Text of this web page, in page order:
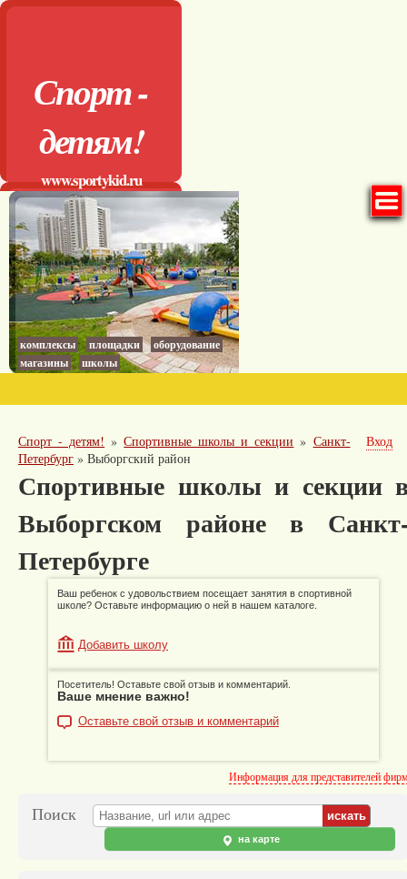
Спорт -
детям!
www.sportykid.ru
комплексы площадки
оборудование
магазины
школы
Спорт - детям! »Спортивные школы и секции » Санкт-
Петербург » Выборгский район
Вход
Спортивные школы и секции
Выборгском районе в
Петербурге
Ваш ребенок с удовольствием посещает занятия в спортивной
школе? Оставьте информацию о ней в нашем каталоге.
Добавить школу
Посетитель! Оставьте свой отзыв и комментарий.
Ваше мнение важно!
Оставьте свой отзыв и комментарий
Информация для представителей
Поиск
на карте